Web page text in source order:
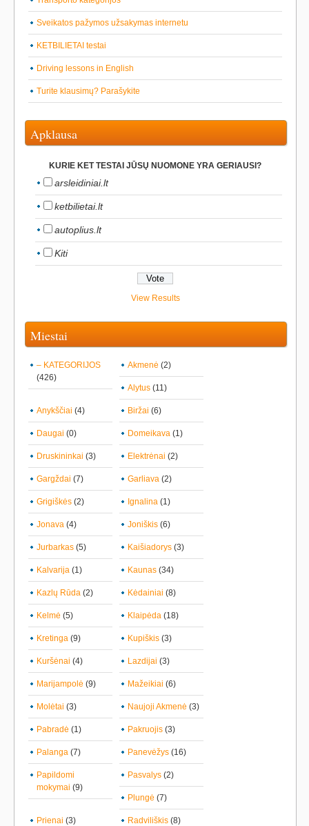
Sveikatos pažymos užsakymas internetu
KETBILIETAI testai
Driving lessons in English
Turite klausimų? Parašykite
Apklausa
KURIE KET TESTAI JŪSŲ NUOMONE YRA GERIAUSI?
arsleidiniai.lt
ketbilietai.lt
autoplius.lt
Kiti
View Results
Miestai
– KATEGORIJOS
(426)
Akmenė (2)
Alytus (11)
Anykščiai (4) Biržai (6)
Daugai (0) Domeikava (1)
Druskininkai (3) Elektrėnai (2)
Gargždai (7) Garliava (2)
Grigiškės (2) Ignalina (1)
Jonava (4) Joniškis (6)
Jurbarkas (5) Kaišiadorys (3)
Kalvarija (1) Kaunas (34)
Kazlų Rūda (2) Kėdainiai (8)
Kelmė (5) Klaipėda (18)
Kretinga (9) Kupiškis (3)
Kuršėnai (4) Lazdijai (3)
Marijampolė (9) Mažeikiai (6)
Molėtai (3) Naujoji Akmenė (3)
Pabradė (1) Pakruojis (3)
Palanga (7) Panevėžys (16)
Papildomi
mokymai (9)
Pasvalys (2)
Plungė (7)
Prienai (3) Radviliškis (8)